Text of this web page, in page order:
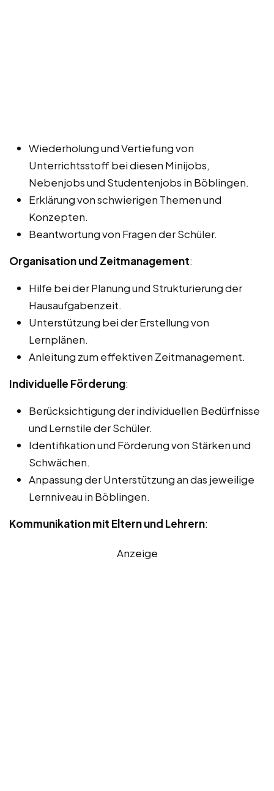
Wiederholung und Vertiefung von
Unterrichtsstoff bei diesen Minijobs,
Nebenjobs und Studentenjobs in Böblingen.
Erklärung von schwierigen Themen und
Konzepten.
Beantwortung von Fragen der Schüler.
Organisation und Zeitmanagement:
Hilfe bei der Planung und Strukturierung der
Hausaufgabenzeit.
Unterstützung bei der Erstellung von
Lernplänen.
Anleitung zum effektiven Zeitmanagement.
Individuelle Förderung:
Berücksichtigung der individuellen Bedürfnisse
und Lernstile der Schüler.
Identifikation und Förderung von Stärken und
Schwächen.
Anpassung der Unterstützung an das jeweilige
Lernniveau in Böblingen.
Kommunikation mit Eltern und Lehrern:
Anzeige